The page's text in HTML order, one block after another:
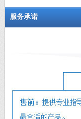
服务承诺